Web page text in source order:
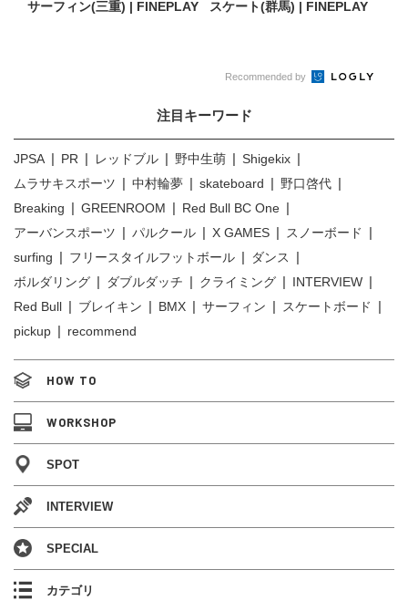
サーフィン(三重) | FINEPLAY スケート(群馬) | FINEPLAY
Recommended by
注目キーワード
JPSA PR レッドブル 野中生萌
Shigekix
ムラサキスポーツ
中村輪夢 skateboard
野口啓代
Breaking
GREENROOM
Red Bull BC One
アーバンスポーツ
パルクール X GAMES
スノーボード
surfing
フリースタイルフットボール
ダンス
ボルダリング
ダブルダッチ クライミング
INTERVIEW
Red Bull
ブレイキン BMX サーフィン
スケートボード
pickup
recommend
HOW TO
WORKSHOP
SPOT
INTERVIEW
SPECIAL
カテゴリ